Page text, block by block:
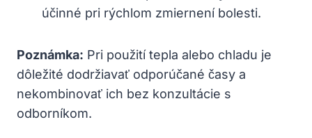
účinné pri rýchlom zmiernení bolesti.
Poznámka: Pri použití tepla alebo chladu je
dôležité dodržiavať odporúčané časy a
nekombinovať ich bez konzultácie s
odborníkom.